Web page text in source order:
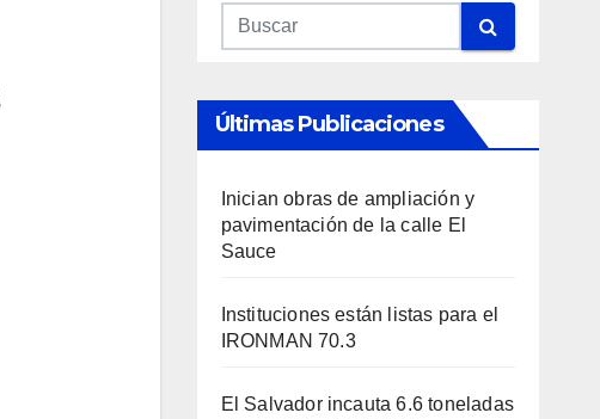
Últimas Publicaciones
Inician obras de ampliación y
pavimentación de la calle El
Sauce
Instituciones están listas para el
IRONMAN 70.3
El Salvador incauta 6.6 toneladas